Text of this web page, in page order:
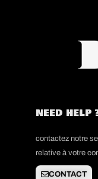
NEED HELP
contactez notre
relative à votre
CONTACT